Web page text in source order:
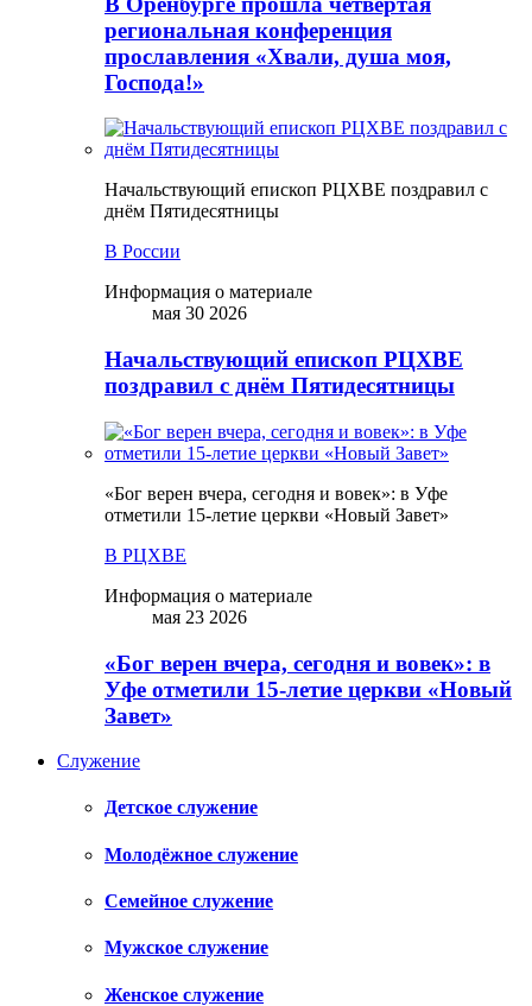
региональная конференция
прославления «Хвали, душа моя,
Господа!»
Начальствующий епископ РЦХВЕ поздравил с
днём Пятидесятницы
В России
Информация о материале
мая 30 2026
Начальствующий епископ РЦХВЕ
поздравил с днём Пятидесятницы
«Бог верен вчера, сегодня и вовек»: в Уфе
отметили 15-летие церкви «Новый Завет»
В РЦХВЕ
Информация о материале
мая 23 2026
«Бог верен вчера, сегодня и вовек»: в
Уфе отметили 15-летие церкви «Новый
Завет»
Служение
Детское служение
Молодёжное служение
Семейное служение
Мужское служение
Женское служение